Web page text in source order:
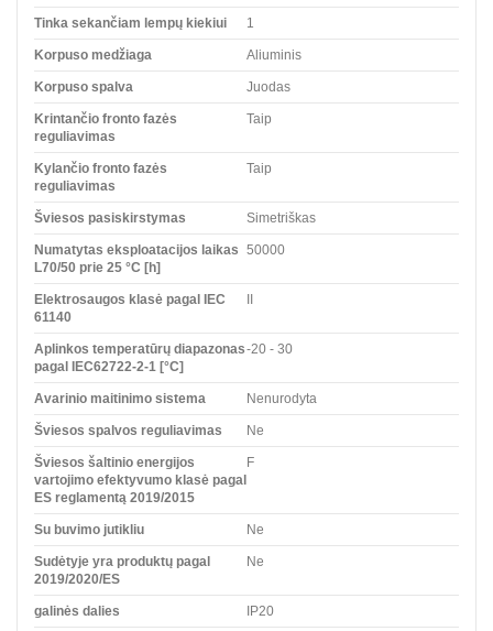
Tinka sekančiam lempų kiekiui 1
Korpuso medžiaga Aliuminis
Korpuso spalva Juodas
Krintančio fronto fazės
reguliavimas
Taip
Kylančio fronto fazės
reguliavimas
Taip
Šviesos pasiskirstymas Simetriškas
Numatytas eksploatacijos laikas
L70/50 prie 25 °C [h]
50000
Elektrosaugos klasė pagal IEC
61140
Aplinkos temperatūrų diapazonas
pagal IEC62722-2-1 [°C]
-20 - 30
Avarinio maitinimo sistema Nenurodyta
Šviesos spalvos reguliavimas Ne
Šviesos šaltinio energijos
vartojimo efektyvumo klasė pagal
ES reglamentą 2019/2015
F
Su buvimo jutikliu Ne
Sudėtyje yra produktų pagal
2019/2020/ES
Ne
galinės dalies IP20